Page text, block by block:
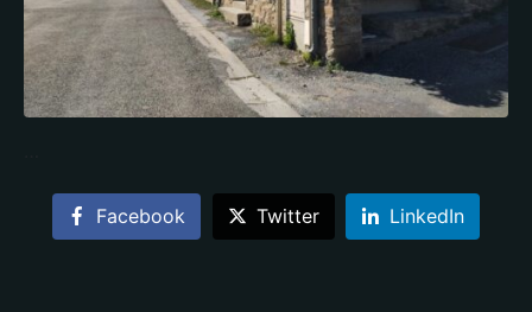
Facebook Twitter LinkedIn